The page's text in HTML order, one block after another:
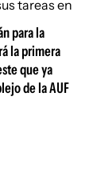
para la
la primera
que ya
de la AUF